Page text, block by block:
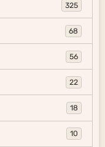
325
68
56
22
18
10